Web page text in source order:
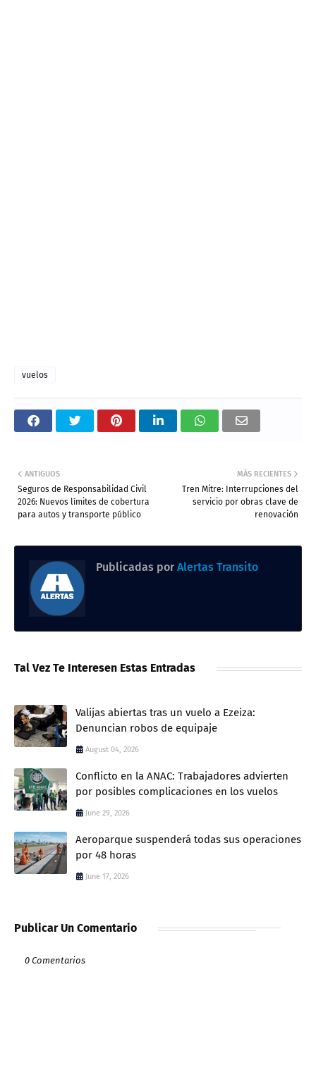
vuelos
MÁS RECIENTES
Tren Mitre: Interrupciones del
servicio por obras clave de
renovación
ANTIGUOS
Seguros de Responsabilidad Civil
2026: Nuevos límites de cobertura
para autos y transporte público
Publicadas por Alertas Transito
Tal Vez Te Interesen Estas Entradas
Valijas abiertas tras un vuelo a Ezeiza:
Denuncian robos de equipaje
August 04, 2026
Conflicto en la ANAC: Trabajadores advierten
por posibles complicaciones en los vuelos
June 29, 2026
Aeroparque suspenderá todas sus operaciones
por 48 horas
June 17, 2026
Publicar Un Comentario
0 Comentarios